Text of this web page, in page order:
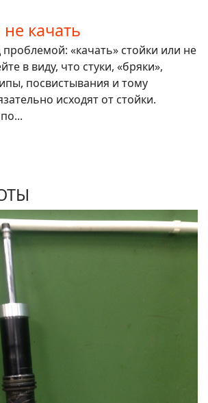
качать
«качать» стойки или не
в виду, что стуки, «бряки»,
посвистывания и тому
исходят от стойки.